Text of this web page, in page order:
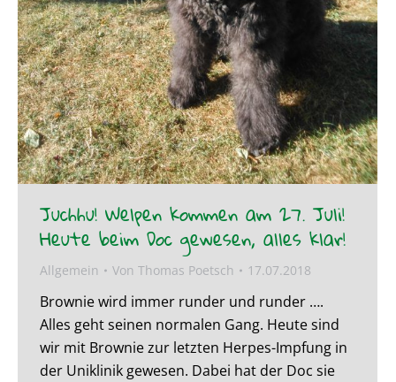
Juchhu! Welpen kommen am 27. Juli!
Heute beim Doc gewesen, alles klar!
Allgemein Von Thomas Poetsch 17.07.2018
Brownie wird immer runder und runder ….
Alles geht seinen normalen Gang. Heute sind
wir mit Brownie zur letzten Herpes-Impfung in
der Uniklinik gewesen. Dabei hat der Doc sie